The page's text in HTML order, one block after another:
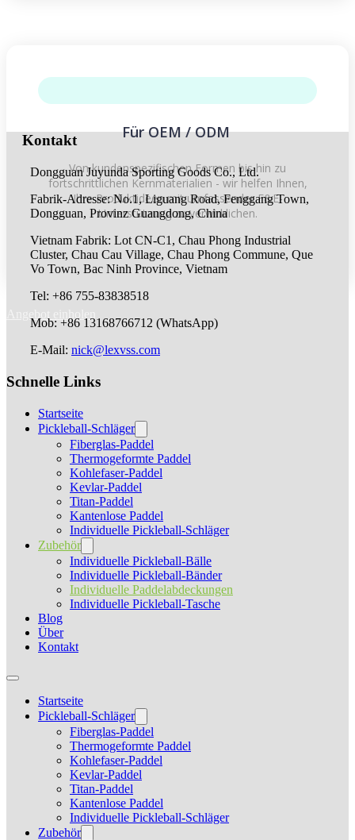
Für OEM / ODM
Von kundenspezifischen Formen bis hin zu
fortschrittlichen Kernmaterialien - wir helfen Ihnen,
Ihre Produktideen mit umfassender F&E-
Unterstützung zu verwirklichen.
Kontakt
Dongguan Juyunda Sporting Goods Co., Ltd.
Fabrik-Adresse: No.1, Liguang Road, Fenggang Town,
Dongguan, Provinz Guangdong, China
Vietnam Fabrik: Lot CN-C1, Chau Phong Industrial
Cluster, Chau Cau Village, Chau Phong Commune, Que
Vo Town, Bac Ninh Province, Vietnam
Tel: +86 755-83838518
Mob: +86 13168766712 (WhatsApp)
E-Mail: nick@lexvss.com
Schnelle Links
Startseite
Pickleball-Schläger
Fiberglas-Paddel
Thermogeformte Paddel
Kohlefaser-Paddel
Kevlar-Paddel
Titan-Paddel
Kantenlose Paddel
Individuelle Pickleball-Schläger
Zubehör
Individuelle Pickleball-Bälle
Individuelle Pickleball-Bänder
Individuelle Paddelabdeckungen
Individuelle Pickleball-Tasche
Blog
Über
Kontakt
Startseite
Pickleball-Schläger
Fiberglas-Paddel
Thermogeformte Paddel
Kohlefaser-Paddel
Kevlar-Paddel
Titan-Paddel
Kantenlose Paddel
Individuelle Pickleball-Schläger
Zubehör